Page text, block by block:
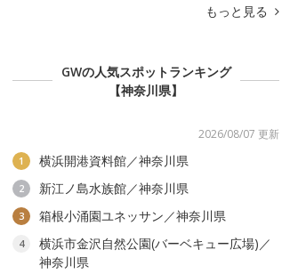
もっと見る
GWの人気スポットランキング
【神奈川県】
2026/08/07 更新
1 横浜開港資料館／神奈川県
2 新江ノ島水族館／神奈川県
3 箱根小涌園ユネッサン／神奈川県
4
横浜市金沢自然公園(バーベキュー広場)／
神奈川県